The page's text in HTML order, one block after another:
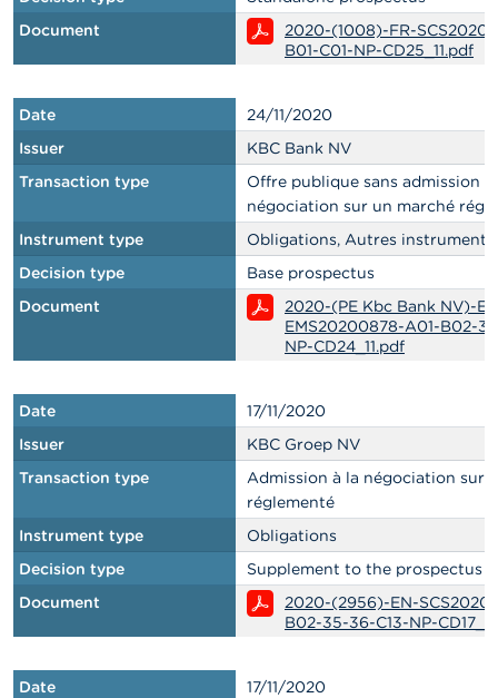
Document
2020-(1008)-FR-
B01-C01-NP-CD25_11.pdf
Date
24/11/2020
Issuer
KBC Bank NV
Transaction type
Offre publique sans admission à
négociation sur un marché
Instrument type
Obligations, Autres
Decision type
Base prospectus
Document
2020-(PE Kbc Bank NV)-
EMS20200878-A01-B02-
NP-CD24_11.pdf
Date
17/11/2020
Issuer
KBC Groep NV
Transaction type
Admission à la négociation sur
réglementé
Instrument type
Obligations
Decision type
Supplement to the prospectus
Document
2020-(2956)-EN-
B02-35-36-C13-NP-
Date
17/11/2020